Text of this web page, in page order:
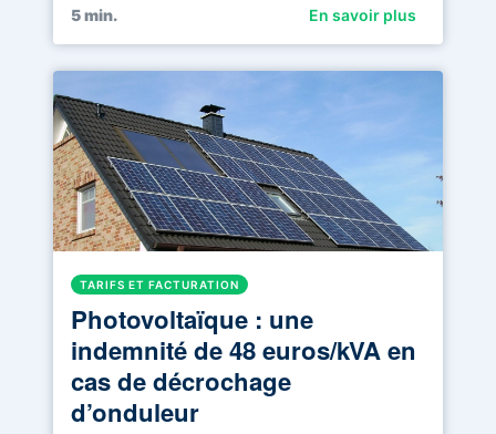
5min. En savoir plus
TARIFS ET FACTURATION
Photovoltaïque : une
indemnité de 48 euros/kVA en
cas de décrochage
d’onduleur